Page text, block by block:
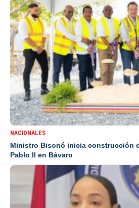
NACIONALES
Ministro Bisonó inicia construcción
Pablo II en Bávaro